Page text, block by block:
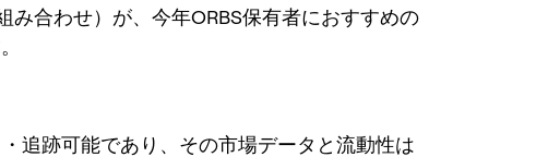
み合わせ）が、今年ORBS保有者におすすめの
追跡可能であり、その市場データと流動性は